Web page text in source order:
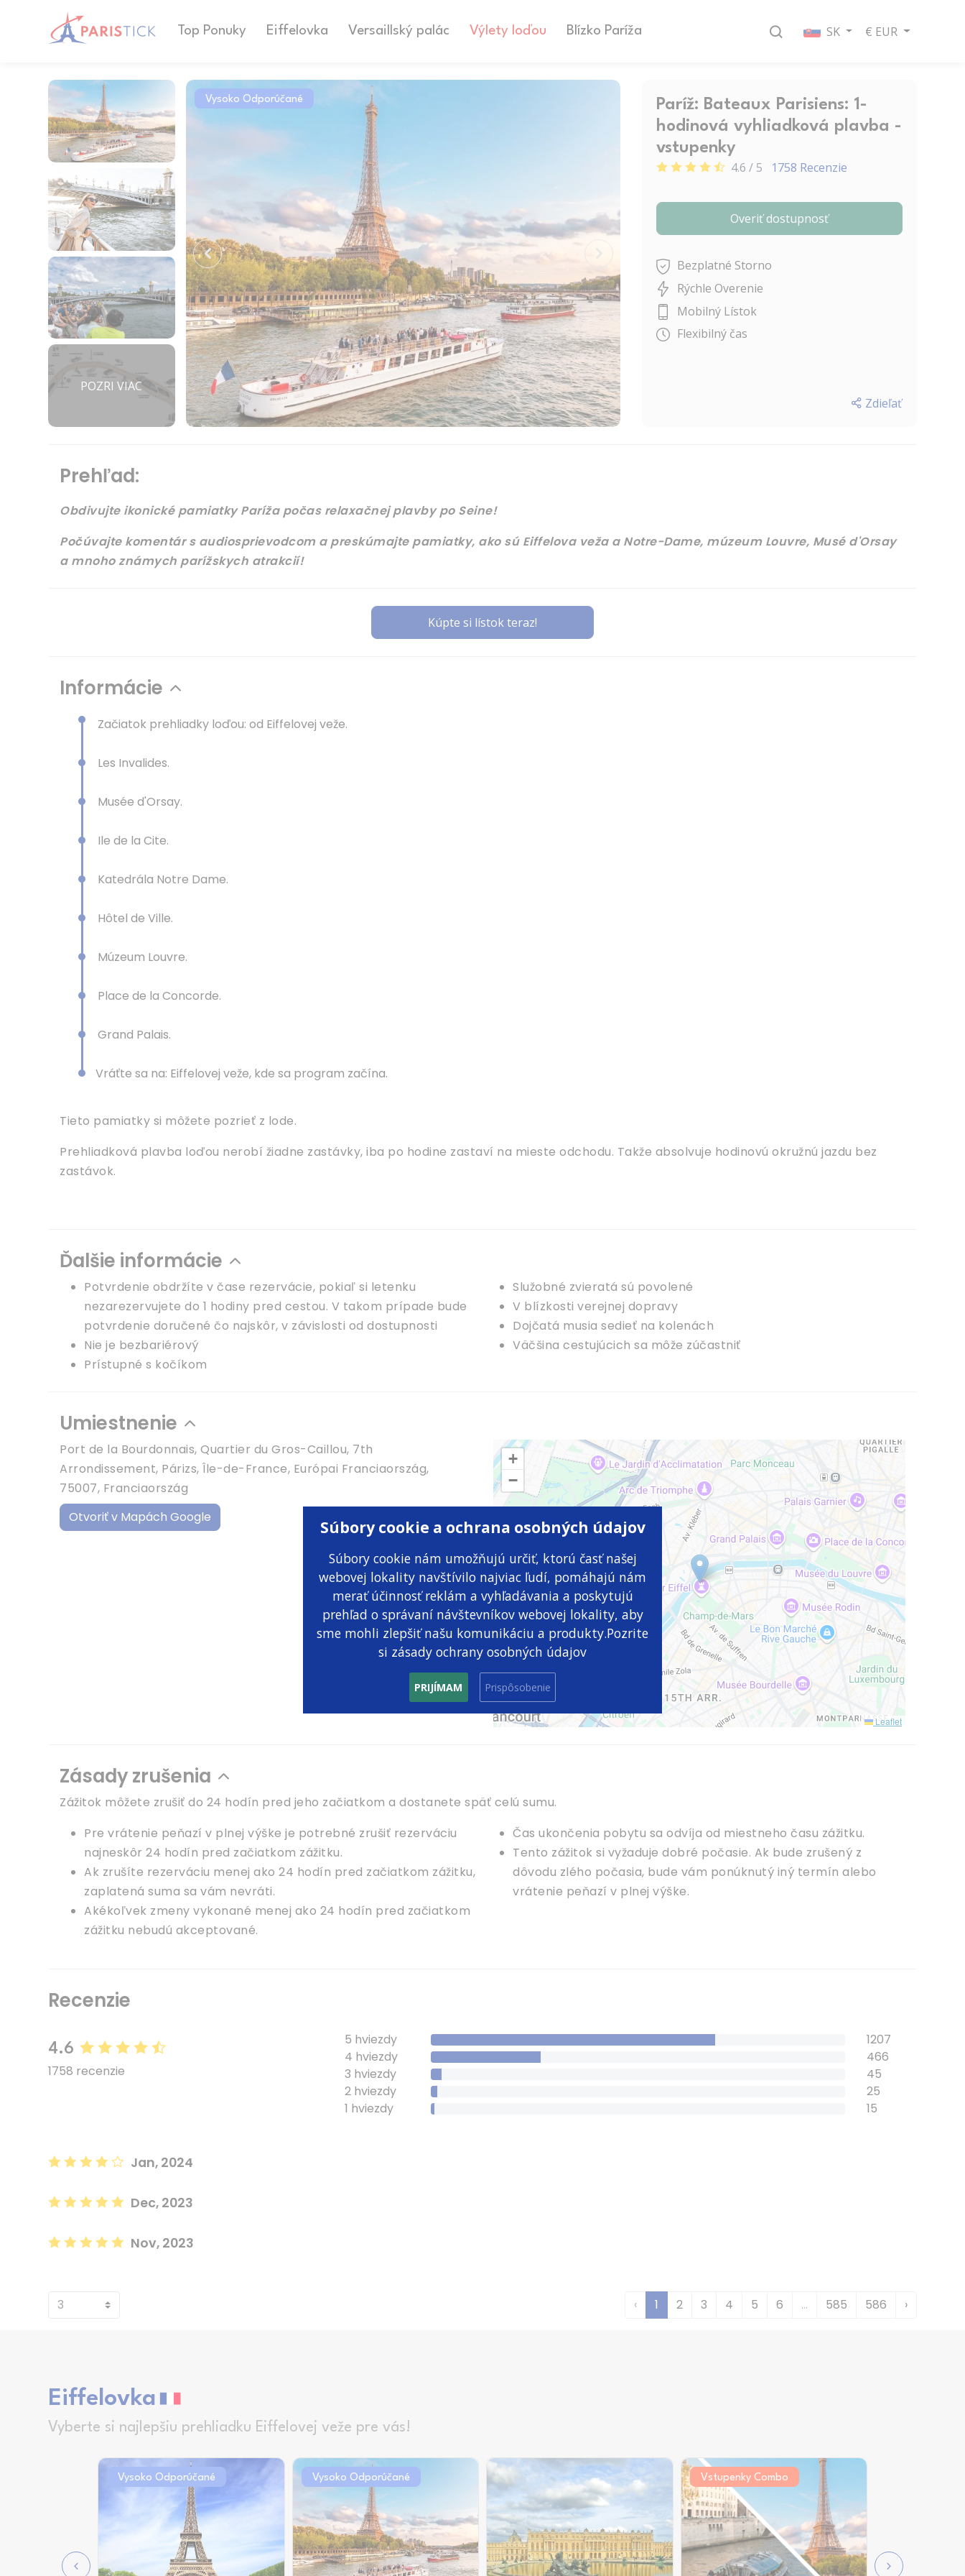
Top Ponuky Eiffelovka Versaillský palác Výlety loďou Blízko Paríža SK € EUR
POZRI VIAC
Vysoko Odporúčané
Paríž: Bateaux Parisiens: 1-
hodinová vyhliadková plavba -
vstupenky
4.6 / 5 1758 Recenzie
Overiť dostupnosť
Bezplatné Storno
Rýchle Overenie
Mobilný Lístok
Flexibilný čas
Zdieľať
Prehľad:
Obdivujte ikonické pamiatky Paríža počas relaxačnej plavby po Seine!
Počúvajte komentár s audiosprievodcom a preskúmajte pamiatky, ako sú Eiffelova veža a Notre-Dame, múzeum Louvre, Musé d'Orsay
a mnoho známych parížskych atrakcií!
Kúpte si lístok teraz!
Informácie
Začiatok prehliadky loďou: od Eiffelovej veže.
Les Invalides.
Musée d'Orsay.
Ile de la Cite.
Katedrála Notre Dame.
Hôtel de Ville.
Múzeum Louvre.
Place de la Concorde.
Grand Palais.
Vráťte sa na: Eiffelovej veže, kde sa program začína.
Tieto pamiatky si môžete pozrieť z lode.
Prehliadková plavba loďou nerobí žiadne zastávky, iba po hodine zastaví na mieste odchodu. Takže absolvuje hodinovú okružnú jazdu bez
zastávok.
Ďalšie informácie
Potvrdenie obdržíte v čase rezervácie, pokiaľ si letenku
nezarezervujete do 1 hodiny pred cestou. V takom prípade bude
potvrdenie doručené čo najskôr, v závislosti od dostupnosti
Nie je bezbariérový
Prístupné s kočíkom
Služobné zvieratá sú povolené
V blízkosti verejnej dopravy
Dojčatá musia sedieť na kolenách
Väčšina cestujúcich sa môže zúčastniť
Umiestnenie
Port de la Bourdonnais, Quartier du Gros-Caillou, 7th
Arrondissement, Párizs, Île-de-France, Európai Franciaország,
75007, Franciaország
Otvoriť v Mapách Google
+
−
Leaflet
Zásady zrušenia
Zážitok môžete zrušiť do 24 hodín pred jeho začiatkom a dostanete späť celú sumu.
Pre vrátenie peňazí v plnej výške je potrebné zrušiť rezerváciu
najneskôr 24 hodín pred začiatkom zážitku.
Ak zrušíte rezerváciu menej ako 24 hodín pred začiatkom zážitku,
zaplatená suma sa vám nevráti.
Akékoľvek zmeny vykonané menej ako 24 hodín pred začiatkom
zážitku nebudú akceptované.
Čas ukončenia pobytu sa odvíja od miestneho času zážitku.
Tento zážitok si vyžaduje dobré počasie. Ak bude zrušený z
dôvodu zlého počasia, bude vám ponúknutý iný termín alebo
vrátenie peňazí v plnej výške.
Recenzie
4.6
1758 recenzie
5 hviezdy
1207
4 hviezdy
466
3 hviezdy
45
2 hviezdy
25
1 hviezdy
15
Jan, 2024
Dec, 2023
Nov, 2023
‹ 1 2 3 4 5 6 ... 585 586 ›
Eiffelovka
Vyberte si najlepšiu prehliadku Eiffelovej veže pre vás!
Vysoko Odporúčané Vysoko Odporúčané Vstupenky Combo
Súbory cookie a ochrana osobných údajov
Súbory cookie nám umožňujú určiť, ktorú časť našej
webovej lokality navštívilo najviac ľudí, pomáhajú nám
merať účinnosť reklám a vyhľadávania a poskytujú
prehľad o správaní návštevníkov webovej lokality, aby
sme mohli zlepšiť našu komunikáciu a produkty.Pozrite
si zásady ochrany osobných údajov
PRIJÍMAM Prispôsobenie